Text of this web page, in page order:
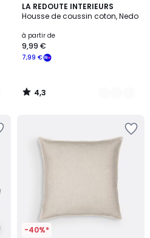
LA REDOUTE INTERIEURS
Housse de coussin coton, Nedo
à partir de
7,99 €
9,99 €
4,3
/ 5
12
Couleurs
4,3
/
-40%*